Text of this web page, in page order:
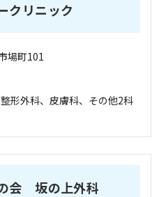
クリニック
場町101
形外科、皮膚科、その他2科
会 坂の上外科